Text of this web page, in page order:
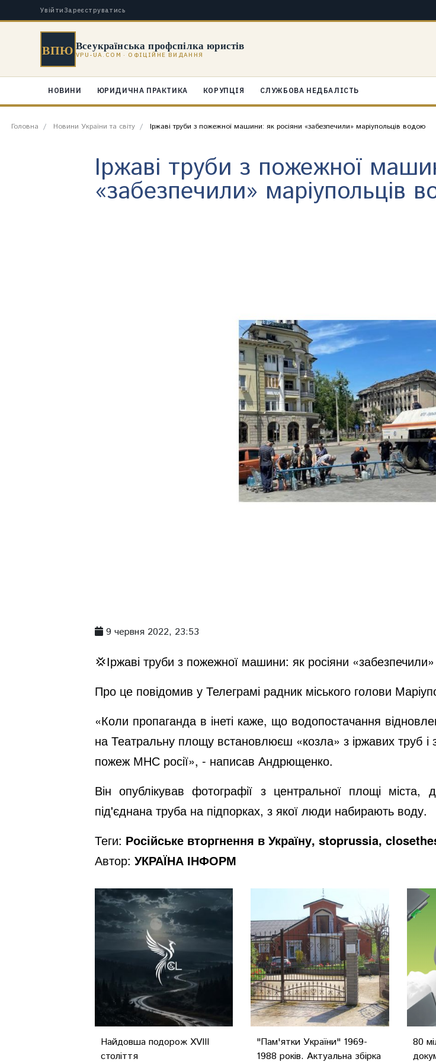
Увійти Зареєструватись
ВПЮ Всеукраїнська профспілка юристів
VPU-UA.COM · ОФІЦІЙНЕ ВИДАННЯ
НОВИНИ ЮРИДИЧНА ПРАКТИКА КОРУПЦІЯ СЛУЖБОВА НЕДБАЛІСТЬ
Головна Новини України та світу Іржаві труби з пожежної машини: як росіяни «забезпечили» маріупольців водою
Іржаві труби з пожежної
«забезпечили» маріупольців
9 червня 2022, 23:53
💢Іржаві труби з пожежної машини: як росіяни
Про це повідомив у Телеграмі радник міського голови
«Коли пропаганда в інеті каже, що водопостачання
на Театральну площу встановлюєш «козла» з іржавих труб
пожеж МНС росії», - написав Андрющенко.
Він опублікував фотографії з центральної площі
під'єднана труба на підпорках, з якої люди набирають воду.
Теги: Російське вторгнення в Україну, stoprussia,
Автор: УКРАЇНА ІНФОРМ
Найдовша подорож XVIII
століття
"Пам'ятки України" 1969-
1988 років. Актуальна збірка
80